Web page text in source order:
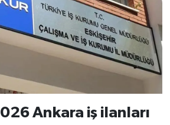
Ankara iş ilanları